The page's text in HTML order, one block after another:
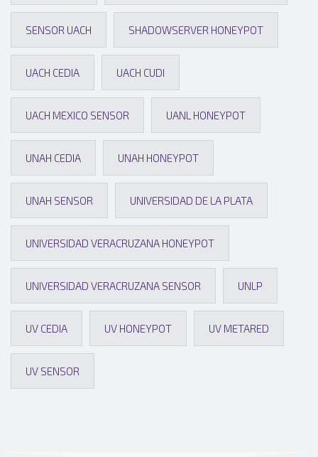
SENSOR UACH SHADOWSERVER HONEYPOT
UACH CEDIA UACH CUDI
UACH MEXICO SENSOR UANL HONEYPOT
UNAH CEDIA UNAH HONEYPOT
UNAH SENSOR UNIVERSIDAD DE LA PLATA
UNIVERSIDAD VERACRUZANA HONEYPOT
UNIVERSIDAD VERACRUZANA SENSOR UNLP
UV CEDIA UV HONEYPOT UV METARED
UV SENSOR